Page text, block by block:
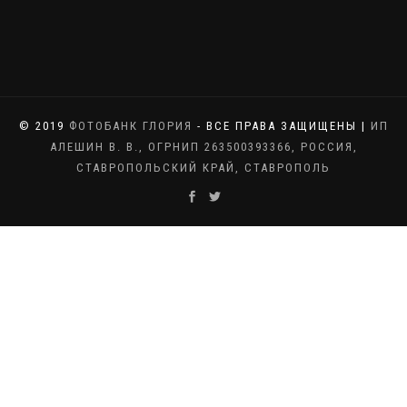
© 2019 ФОТОБАНК ГЛОРИЯ - ВСЕ ПРАВА ЗАЩИЩЕНЫ | ИП
АЛЕШИН В. В., ОГРНИП 263500393366, РОССИЯ,
СТАВРОПОЛЬСКИЙ КРАЙ, СТАВРОПОЛЬ